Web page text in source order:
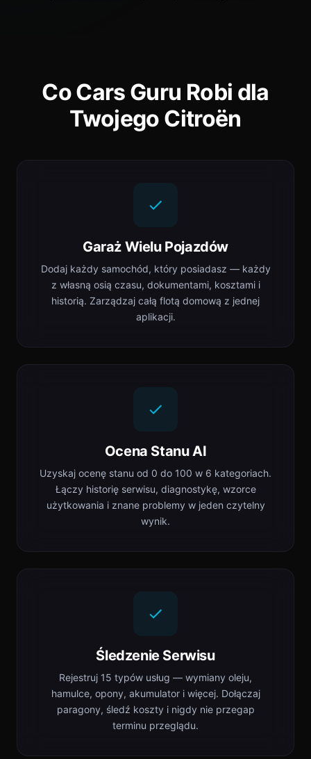
Co Cars Guru Robi dla
Twojego Citroën
Garaż Wielu Pojazdów
Dodaj każdy samochód, który posiadasz — każdy
z własną osią czasu, dokumentami, kosztami i
historią. Zarządzaj całą flotą domową z jednej
aplikacji.
Ocena Stanu AI
Uzyskaj ocenę stanu od 0 do 100 w 6 kategoriach.
Łączy historię serwisu, diagnostykę, wzorce
użytkowania i znane problemy w jeden czytelny
wynik.
Śledzenie Serwisu
Rejestruj 15 typów usług — wymiany oleju,
hamulce, opony, akumulator i więcej. Dołączaj
paragony, śledź koszty i nigdy nie przegap
terminu przeglądu.